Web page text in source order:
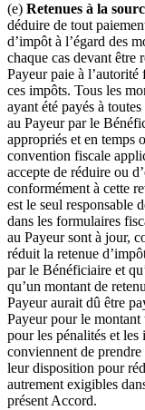
(e) Retenues à la
déduire de tout
d’impôt à l’égard des
chaque cas devant être
Payeur paie à
ces impôts. Tous les
ayant été payés à
au Payeur par le
appropriés et en temps
convention fiscale
accepte de réduire ou
conformément à cette
est le seul responsable
dans les formulaires
au Payeur sont à jour,
réduit la retenue
par le Bénéficiaire et
qu’un montant de
Payeur aurait dû être
Payeur pour le montant
pour les pénalités et les
conviennent de prendre
leur disposition pour
autrement exigibles
présent Accord.